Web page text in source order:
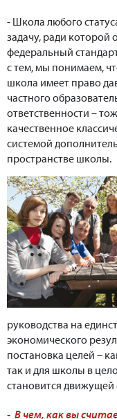
- Школа любого
задачу, ради которой
федеральный
с тем, мы понимаем,
школа имеет право
частного
ответственности –
качественное
системой
пространстве школы.
руководства на
экономического
постановка целей –
так и для школы в
становится
- В чем, как вы